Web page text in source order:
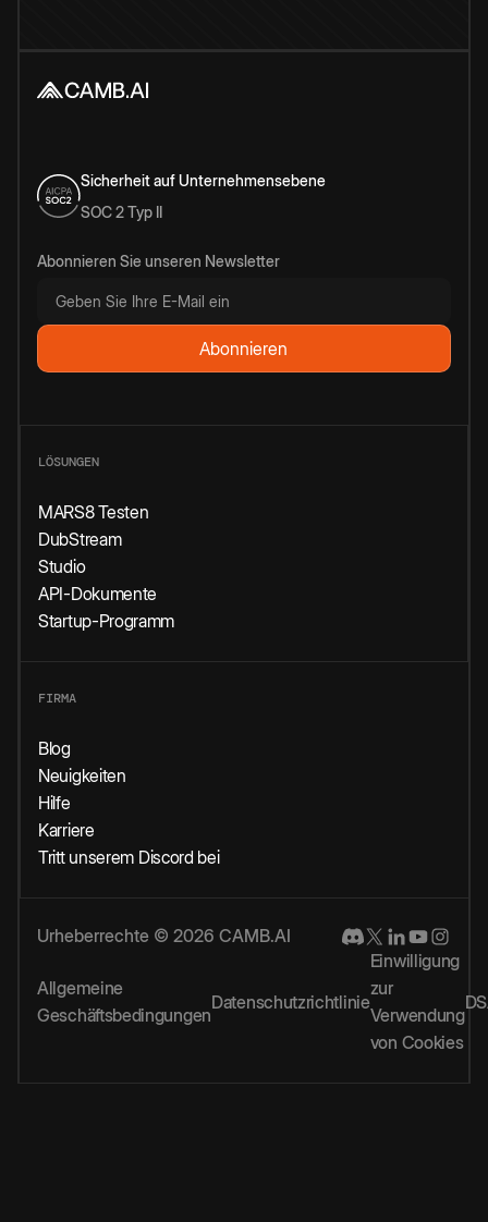
Sicherheit auf Unternehmensebene
SOC 2 Typ II
Abonnieren Sie unseren Newsletter
LÖSUNGEN
MARS8 Testen
DubStream
Studio
API-Dokumente
Startup-Programm
FIRMA
Blog
Neuigkeiten
Hilfe
Karriere
Tritt unserem Discord bei
Urheberrechte © 2026 CAMB.AI
Allgemeine
Geschäftsbedingungen
Datenschutzrichtlinie
Einwilligung
zur
Verwendung
von Cookies